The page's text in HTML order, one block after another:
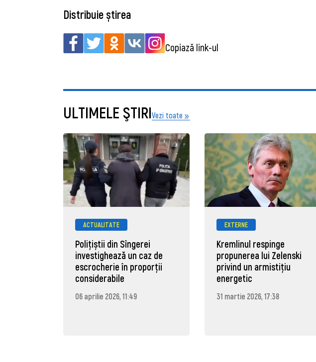
Distribuie știrea
Copiază link-ul
ULTIMELE ŞTIRIVezi toate
ACTUALITATE
Polițiștii din Sîngerei
investighează un caz de
escrocherie în proporții
considerabile
06 aprilie 2026, 11:49
EXTERNE
Kremlinul respinge
propunerea lui Zelenski
privind un armistițiu
energetic
31 martie 2026, 17:38